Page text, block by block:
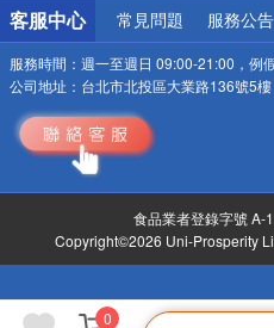
0
客服中心 常見問題 服務公告
服務時間： 週一至週日 09:00-21:00，例
公司地址： 台北市北投區大業路136號5
食品業者登錄字號
Copyright©2026 Uni-Prosperity